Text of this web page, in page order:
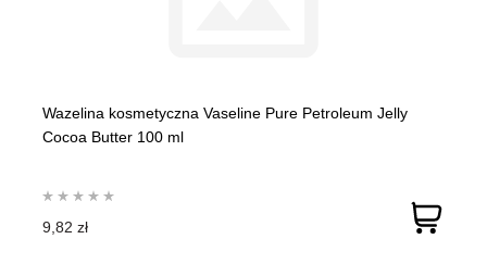
Wazelina kosmetyczna Vaseline Pure Petroleum Jelly
Cocoa Butter 100 ml
9,82 zł